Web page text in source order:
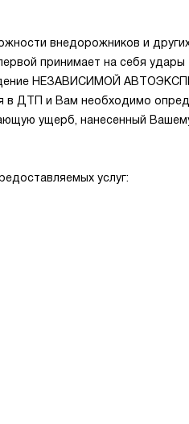
внедорожников и
принимает на себя
НЕЗАВИСИМОЙ
в ДТП и Вам необходимо
ущерб, нанесенный
услуг: